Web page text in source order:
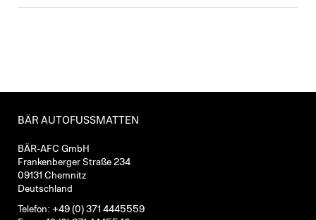
BÄR AUTOFUSSMATTEN
BÄR-AFC GmbH
Frankenberger Straße 234
09131 Chemnitz
Deutschland
Telefon: +49 (0) 371 4445559